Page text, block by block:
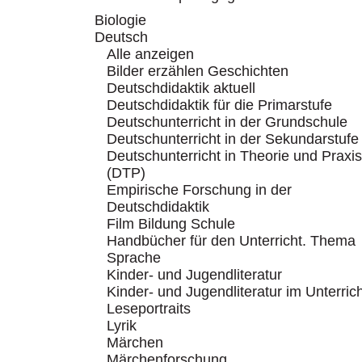
Biologie
Deutsch
Alle anzeigen
Bilder erzählen Geschichten
Deutschdidaktik aktuell
Deutschdidaktik für die Primarstufe
Deutschunterricht in der Grundschule
Deutschunterricht in der Sekundarstufe
Deutschunterricht in Theorie und Praxis
(DTP)
Empirische Forschung in der
Deutschdidaktik
Film Bildung Schule
Handbücher für den Unterricht. Thema
Sprache
Kinder- und Jugendliteratur
Kinder- und Jugendliteratur im
Leseportraits
Lyrik
Märchen